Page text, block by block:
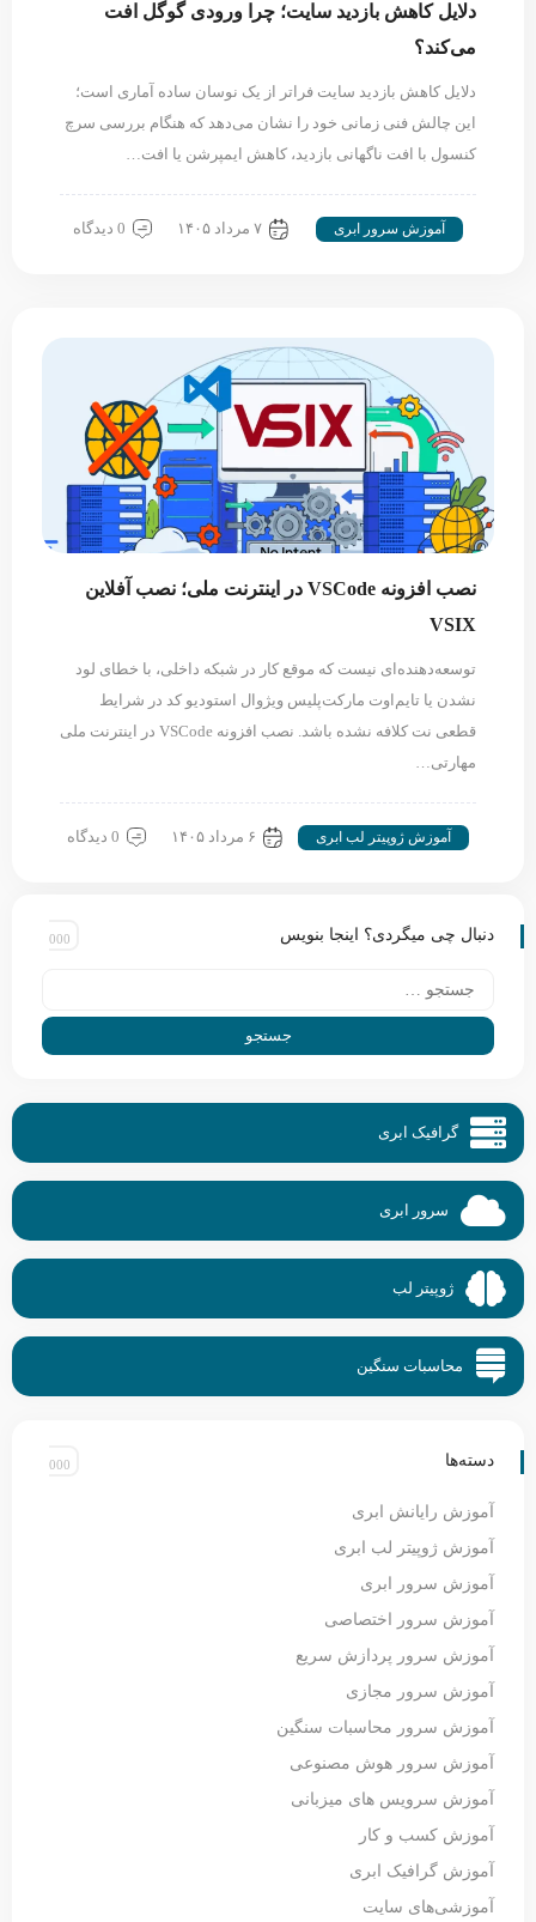
دلایل کاهش بازدید سایت؛ چرا ورودی گوگل افت
می‌کند؟
دلایل کاهش بازدید سایت فراتر از یک نوسان ساده آماری است؛
این چالش فنی زمانی خود را نشان می‌دهد که هنگام بررسی سرچ
کنسول با افت ناگهانی بازدید، کاهش ایمپرشن یا افت…
آموزش سرور ابری ۷ مرداد ۱۴۰۵ 0 دیدگاه
نصب افزونه VSCode در اینترنت ملی؛ نصب آفلاین
VSIX
توسعه‌دهنده‌ای نیست که موقع کار در شبکه داخلی، با خطای لود
نشدن یا تایم‌اوت مارکت‌پلیس ویژوال استودیو کد در شرایط
قطعی نت کلافه نشده باشد. نصب افزونه VSCode در اینترنت ملی
مهارتی…
آموزش ژوپیتر لب ابری ۶ مرداد ۱۴۰۵ 0 دیدگاه
دنبال چی میگردی؟ اینجا بنویس
گرافیک ابری
سرور ابری
ژوپیتر لب
محاسبات سنگین
دسته‌ها
آموزش رایانش ابری
آموزش ژوپیتر لب ابری
آموزش سرور ابری
آموزش سرور اختصاصی
آموزش سرور پردازش سریع
آموزش سرور مجازی
آموزش سرور محاسبات سنگین
آموزش سرور هوش مصنوعی
آموزش سرویس های میزبانی
آموزش کسب و کار
آموزش گرافیک ابری
آموزشی‌های سایت